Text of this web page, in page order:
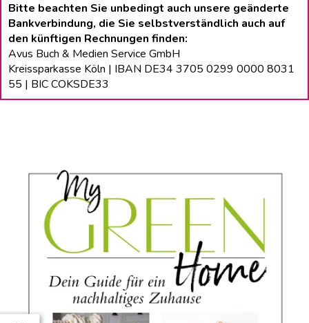
Bitte beachten Sie unbedingt auch unsere geänderte
Bankverbindung, die Sie selbstverständlich auch auf
den künftigen Rechnungen finden:
Avus Buch & Medien Service GmbH
Kreissparkasse Köln | IBAN DE34 3705 0299 0000 8031
55 | BIC COKSDE33